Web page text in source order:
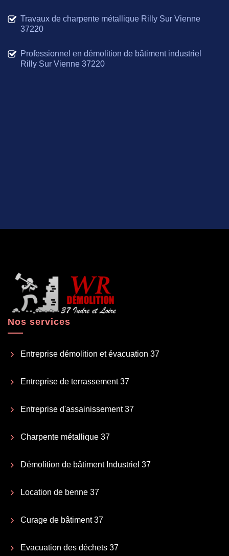
Travaux de charpente métallique Rilly Sur Vienne
37220
Professionnel en démolition de bâtiment industriel
Rilly Sur Vienne 37220
Nos services
Entreprise démolition et évacuation 37
Entreprise de terrassement 37
Entreprise d'assainissement 37
Charpente métallique 37
Démolition de bâtiment Industriel 37
Location de benne 37
Curage de bâtiment 37
Evacuation des déchets 37